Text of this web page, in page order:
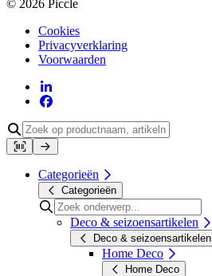
© 2026 Piccle
Cookies
Privacyverklaring
Voorwaarden
Categorieën
Categorieën
Deco & seizoensartikelen
Deco & seizoensartikelen
Home Deco
Home Deco